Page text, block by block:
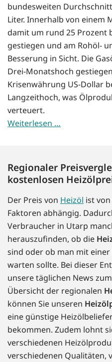
bundesweiten
Liter. Innerhalb von einem
damit um rund 25 Prozent
gestiegen und am Rohöl-
Besserung in Sicht. Die
Drei-Monatshoch
Krisenwährung US-Dollar
Langzeithoch, was
verteuert.
Weiterlesen …
Regionaler
kostenlosen
Der Preis von Heizöl ist
Faktoren abhängig.
Verbraucher in Utarp
herauszufinden, ob die
sind oder ob man mit
warten sollte. Bei dieser
unsere täglichen News
Übersicht der regionalen
können Sie unseren
eine günstige
bekommen. Zudem lohnt
verschiedenen
verschiedenen Qualitäten,